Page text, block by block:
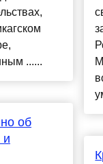
......
об
и